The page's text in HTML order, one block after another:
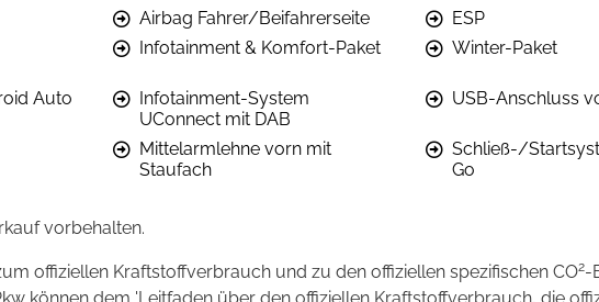
Airbag Fahrer/Beifahrerseite ESP
Infotainment & Komfort-Paket Winter-Paket
Auto
Infotainment-System
UConnect mit DAB
USB-Anschluss
Mittelarmlehne vorn mit
Staufach
Schließ-/
Go
vorbehalten.
offiziellen Kraftstoffverbrauch und zu den offiziellen spezifischen CO2-
können dem 'Leitfaden über den offiziellen Kraftstoffverbrauch, die